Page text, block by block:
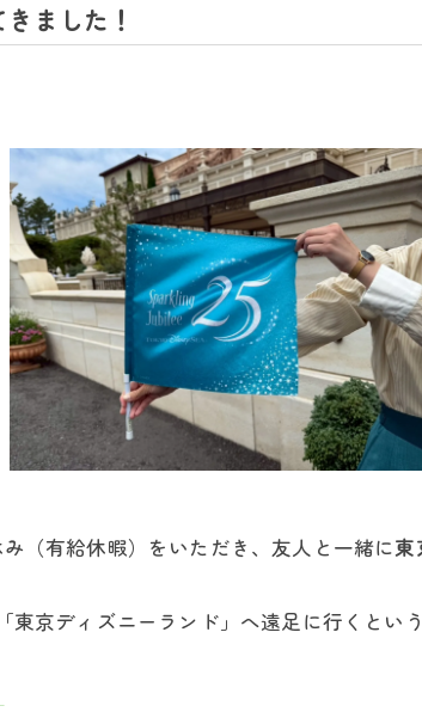
ました！
（有給休暇）をいただき、友人と一緒に東
京ディズニーランド」へ遠足に行くとい